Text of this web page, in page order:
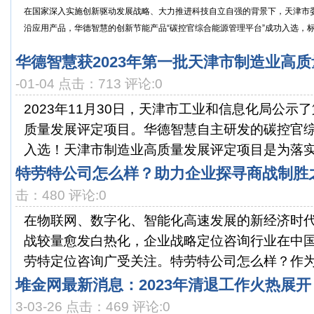
在国家深入实施创新驱动发展战略、大力推进科技自立自强的背景下，天津
沿应用产品，华德智慧的创新节能产品“碳控官综合能源管理平台”成功入选，
华德智慧获2023年第一批天津市制造业高
-01-04 点击：713 评论:0
2023年11月30日，天津市工业和信息化局公示
质量发展评定项目。华德智慧自主研发的碳控官
入选！天津市制造业高质量发展评定项目是为落
特劳特公司怎么样？助力企业探寻商战制胜
击：480 评论:0
在物联网、数字化、智能化高速发展的新经济时
战较量愈发白热化，企业战略定位咨询行业在中
劳特定位咨询广受关注。特劳特公司怎么样？作
堆金网最新消息：2023年清退工作火热展
3-03-26 点击：469 评论:0